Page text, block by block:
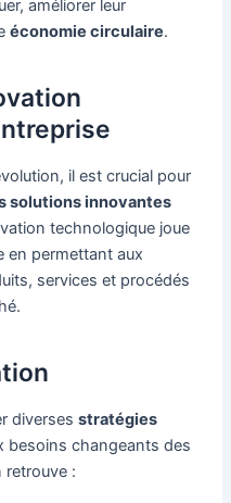
améliorer leur
économie circulaire.
il est crucial pour
solutions innovantes
technologique joue
en permettant aux
services et procédés
diversesstratégies
besoins changeants des
retrouve :